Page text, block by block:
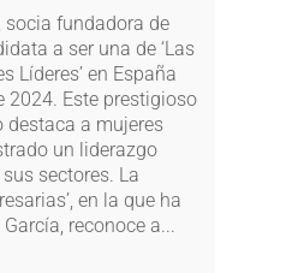
socia fundadora de
a ser una de ‘Las
Líderes’ en España
2024. Este prestigioso
destaca a mujeres
un liderazgo
sectores. La
en la que ha
reconoce a...